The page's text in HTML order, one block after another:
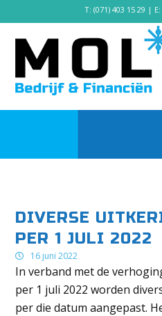
T: (071) 403 15 29 | E:
DIVERSE
PER 1 JULI 2022
16 juni 2022
In verband met de
per 1 juli 2022 worden
per die datum aangepast.